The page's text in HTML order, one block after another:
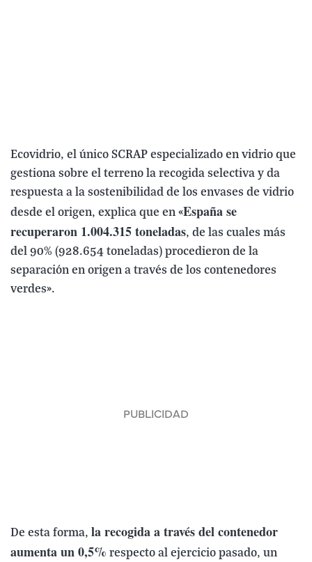
Ecovidrio, el único SCRAP especializado en vidrio que
gestiona sobre el terreno la recogida selectiva y da
respuesta a la sostenibilidad de los envases de vidrio
desde el origen, explica que en «España se
recuperaron 1.004.315 toneladas, de las cuales más
del 90% (928.654 toneladas) procedieron de la
separación en origen a través de los contenedores
verdes».
De esta forma, la recogida a través del contenedor
aumenta un 0,5% respecto al ejercicio pasado, un